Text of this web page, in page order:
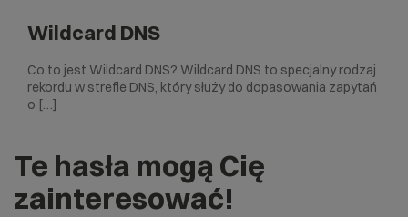
Wildcard DNS
Co to jest Wildcard DNS? Wildcard DNS to specjalny rodzaj
rekordu w strefie DNS, który służy do dopasowania zapytań
o […]
Te hasła mogą Cię
zainteresować!